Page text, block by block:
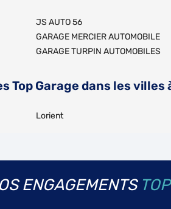
JS AUTO 56
GARAGE MERCIER AUTOMOBILE
GARAGE TURPIN AUTOMOBILES
Top Garage dans les villes
Lorient
ENGAGEMENTS